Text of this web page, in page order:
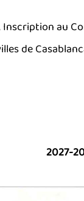
Inscription au
de